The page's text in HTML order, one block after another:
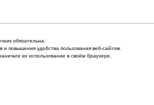
обязательна.
повышения удобства пользования веб-сайтом.
их использование в своём браузере.